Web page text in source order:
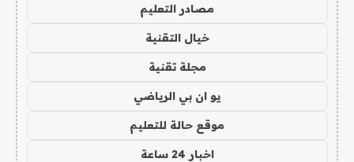
مصادر التعليم
خيال التقنية
مجلة تقنية
يو ان بي الرياضي
موقع حالة للتعليم
اخبار 24 ساعة